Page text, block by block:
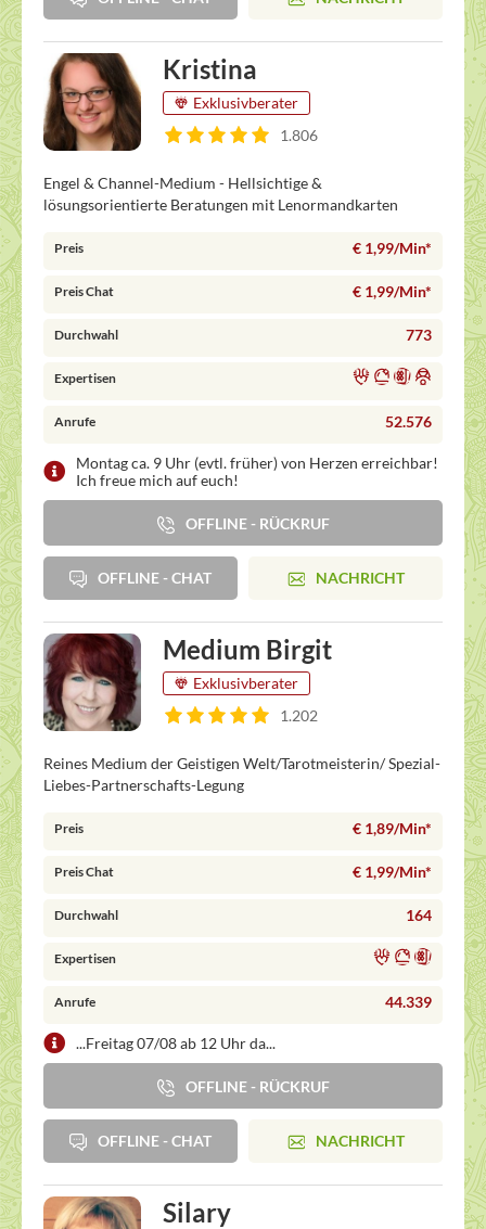
Kristina
Exklusivberater
1.806
Engel & Channel-Medium - Hellsichtige &
lösungsorientierte Beratungen mit Lenormandkarten
Preis € 1,99/Min*
Preis Chat € 1,99/Min*
Durchwahl 773
Expertisen
Anrufe 52.576
Montag ca. 9 Uhr (evtl. früher) von Herzen erreichbar!
Ich freue mich auf euch!
OFFLINE - RÜCKRUF
OFFLINE - CHAT NACHRICHT
Medium Birgit
Exklusivberater
1.202
Reines Medium der Geistigen Welt/Tarotmeisterin/ Spezial-
Liebes-Partnerschafts-Legung
Preis € 1,89/Min*
Preis Chat € 1,99/Min*
Durchwahl 164
Expertisen
Anrufe 44.339
...Freitag 07/08 ab 12 Uhr da...
OFFLINE - RÜCKRUF
OFFLINE - CHAT NACHRICHT
Silary